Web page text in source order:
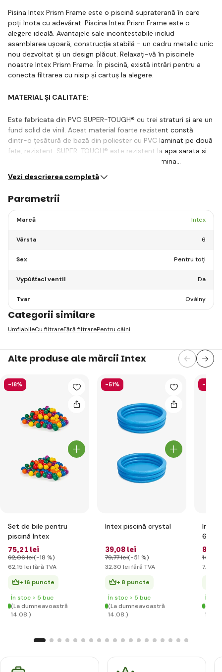
Pisina Intex Prism Frame este o piscină supraterană în care
poți înota cu adevărat. Piscina Intex Prism Frame este o
alegere ideală. Avantajele sale incontestabile includ
asamblarea ușoară, construcția stabilă - un cadru metalic unic
nou dezvoltat și un design plăcut. Relaxați-vă în piscinele
noastre Intex Prism Frame. În piscină, există intrări pentru a
conecta filtrarea cu nisip și cartuș la alegere.
MATERIAL ȘI CALITATE:
Este fabricata din PVC SUPER-TOUGH® cu trei straturi și are un
fund solid de vinil. Acest material foarte rezistent constă
dintr-o țesătură de bază din poliester cu PVC laminat pe două
fețe, rezistent. SUPER-TOUGH® este rezistent la apa sarata si
deosebit de rezistent la abraziune, impact si lumina…
Vezi descrierea completă
Parametrii
Marcă Intex
Vârsta 6
Sex Pentru toți
Vypúšťací ventil Da
Tvar Oválny
Categorii similare
UmflabileCu filtrareFără filtrarePentru câini
Alte produse ale mărcii Intex
-18%
Set de bile pentru
piscină Intex
75,21 lei
92,06 lei(-18 %)
62,15 lei fără TVA
+ 16 puncte
În stoc > 5 buc
(La dumneavoastră
14.08.)
-51%
Intex piscină crystal
39,08 lei
79,77 lei(-51 %)
32,30 lei fără TVA
+ 8 puncte
În stoc > 5 buc
(La dumneavoastră
14.08.)
-40%
Intex
61cm
8
14
7,42 lei
În
(La